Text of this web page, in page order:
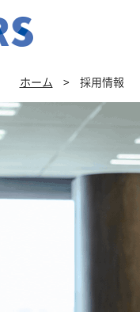
ホーム > 採用情報